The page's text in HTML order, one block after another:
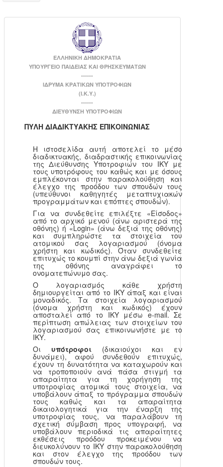
ΕΛΛΗΝΙΚΗ ΔΗΜΟΚΡΑΤΙΑ
ΥΠΟΥΡΓΕΙΟ ΠΑΙΔΕΙΑΣ ΚΑΙ ΘΡΗΣΚΕΥΜΑΤΩΝ
------
ΙΔΡΥΜΑ ΚΡΑΤΙΚΩΝ ΥΠΟΤΡΟΦΙΩΝ
(Ι.Κ.Υ.)
------
ΔΙΕΥΘΥΝΣΗ ΥΠΟΤΡΟΦΙΩΝ
ΠΥΛΗ ΔΙΑΔΙΚΤΥΑΚΗΣ ΕΠΙΚΟΙΝΩΝΙΑΣ
Η ιστοσελίδα αυτή αποτελεί το μέσο
διαδικτυακής, διαδραστικής επικοινωνίας
της Διεύθυνσης Υποτροφιών του ΙΚΥ με
τους υποτρόφους του καθώς και με όσους
εμπλέκονται στην παρακολούθηση και
έλεγχο της προόδου των σπουδών τους
(υπεύθυνοι καθηγητές μεταπτυχιακών
προγραμμάτων και επόπτες σπουδών).
Για να συνδεθείτε επιλέξτε «Είσοδος»
από το αρχικό μενού (άνω αριστερά της
οθόνης) ή «Login» (άνω δεξιά της οθόνης)
και συμπληρώστε τα στοιχεία του
ατομικού σας λογαριασμού (όνομα
χρήστη και κωδικός). Όταν συνδεθείτε
επιτυχώς το κουμπί στην άνω δεξιά γωνία
της οθόνης αναγράφει το
ονοματεπώνυμο σας.
Ο λογαριασμός κάθε χρήστη
δημιουργείται από το ΙΚΥ άπαξ και είναι
μοναδικός. Τα στοιχεία λογαριασμού
(όνομα χρήστη και κωδικός) έχουν
αποσταλεί από το ΙΚΥ μέσω e-mail. Σε
περίπτωση απώλειας των στοιχείων του
λογαριασμού σας επικοινωνήστε με το
ΙΚΥ.
Οι υπότροφοι(δικαιούχοι και εν
δυνάμει), αφού συνδεθούν επιτυχώς,
έχουν τη δυνατότητα να καταχωρούν και
να τροποποιούν ανά πάσα στιγμή τα
απαραίτητα για τη χορήγηση της
υποτροφίας ατομικά τους στοιχεία, να
υποβάλουν άπαξ το πρόγραμμα σπουδών
τους καθώς και τα απαραίτητα
δικαιολογητικά για την έναρξη της
υποτροφίας τους, να παραλάβουν τη
σχετική σύμβαση προς υπογραφή, να
υποβάλουν περιοδικά τις απαραίτητες
εκθέσεις προόδου προκειμένου να
διευκολύνουν το ΙΚΥ στην παρακολούθηση
και στον έλεγχο της προόδου των
σπουδών τους.